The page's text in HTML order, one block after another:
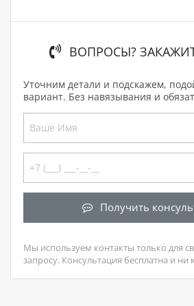
ВОПРОСЫ?
Уточним детали и подскажем,
вариант. Без навязывания и
Получить
Мы используем контакты только для
запросу. Консультация бесплатна и ни